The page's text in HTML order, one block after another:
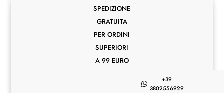
SPEDIZIONE
GRATUITA
PER ORDINI
SUPERIORI
A 99 EURO

+39
3802556929